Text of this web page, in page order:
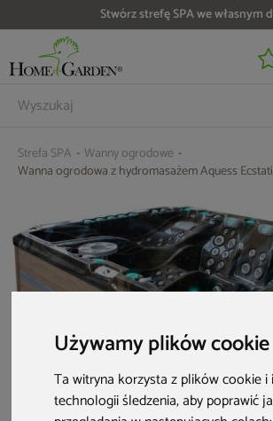
Używamy plików cookie
Ta witryna korzysta z plików cookie i
technologii śledzenia, aby poprawić
Do 25 000 zł zwrotu na kartę i raty
Strefa SPA
Wanny ogrodowe
Wanna ogrodowa z hydromasażem Aquess